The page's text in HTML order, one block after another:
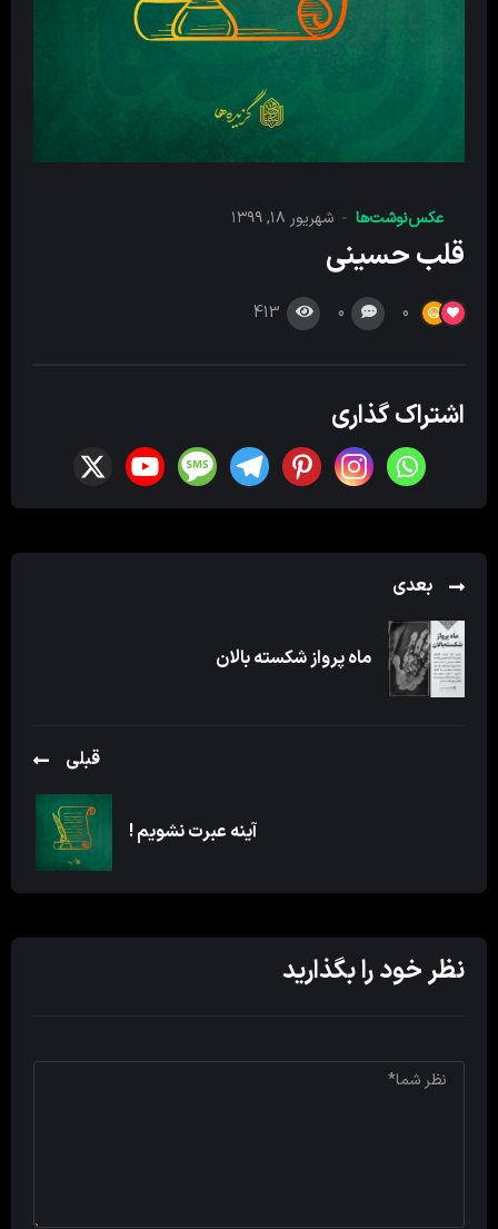
عکس‌نوشت‌ها شهریور ۱۸, ۱۳۹۹
قلب حسینی
0
0
413
اشتراک گذاری
بعدی
ماه پرواز شکسته بالان
قبلی
آینه عبرت نشویم !
نظر خود را بگذارید